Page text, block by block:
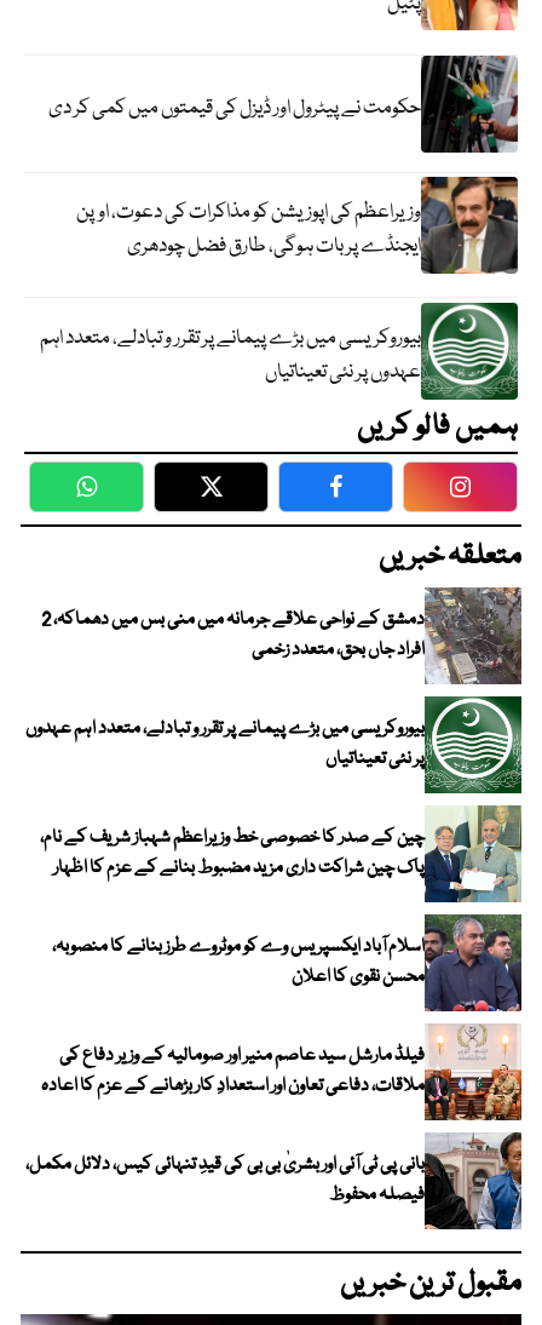
حکومت نے پیٹرول اور ڈیزل کی قیمتوں میں کمی کر دی
وزیراعظم کی اپوزیشن کو مذاکرات کی دعوت، اوپن
ایجنڈے پر بات ہوگی، طارق فضل چودھری
بیوروکریسی میں بڑے پیمانے پر تقرر و تبادلے، متعدد اہم
عہدوں پر نئی تعیناتیاں
ہمیں فالو کریں
WhatsApp Twitter Facebook
متعلقہ خبریں
دمشق کے نواحی علاقے جرمانہ میں منی بس میں دھماکہ، 2
افراد جاں بحق، متعدد زخمی
بیوروکریسی میں بڑے پیمانے پر تقرر و تبادلے، متعدد اہم عہدوں
پر نئی تعیناتیاں
چین کے صدر کا خصوصی خط وزیراعظم شہباز شریف کے نام،
پاک چین شراکت داری مزید مضبوط بنانے کے عزم کا اظہار
اسلام آباد ایکسپریس وے کو موٹروے طرز بنانے کا منصوبہ،
محسن نقوی کا اعلان
فیلڈ مارشل سید عاصم منیر اور صومالیہ کے وزیر دفاع کی
ملاقات، دفاعی تعاون اور استعدادِ کار بڑھانے کے عزم کا اعادہ
بانی پی ٹی آئی اور بشریٰ بی بی کی قیدِ تنہائی کیس، دلائل مکمل،
فیصلہ محفوظ
مقبول ترین خبریں